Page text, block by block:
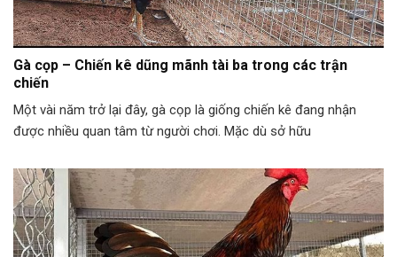
Gà cọp – Chiến kê dũng mãnh tài ba trong các trận
chiến
Một vài năm trở lại đây, gà cọp là giống chiến kê đang nhận
được nhiều quan tâm từ người chơi. Mặc dù sở hữu